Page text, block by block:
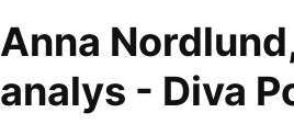
Anna
analys - Diva